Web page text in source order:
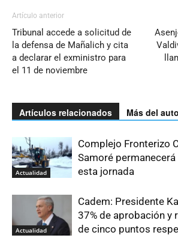
Artículo anterior
Tribunal accede a solicitud de
la defensa de Mañalich y cita
a declarar el exministro para
el 11 de noviembre
Artículos relacionados Más del
Actualidad
Complejo Fronterizo
Samoré
esta jornada
Actualidad
Cadem: Presidente
37% de aprobación y
de cinco puntos